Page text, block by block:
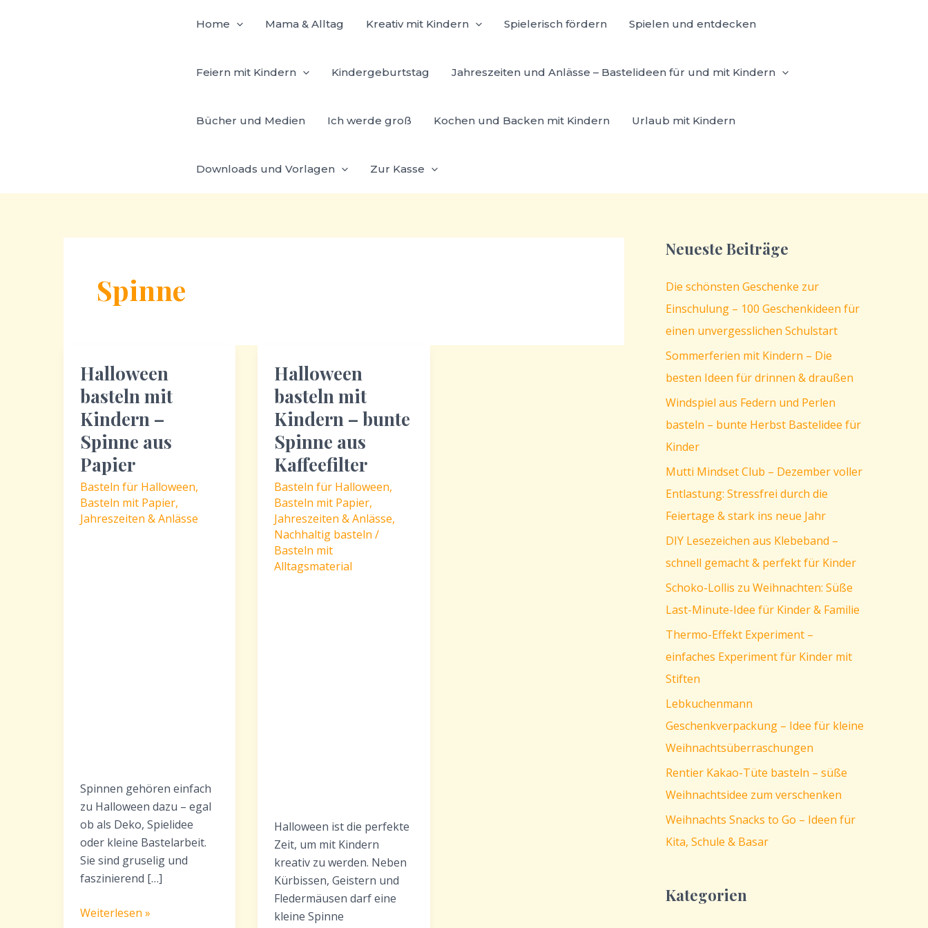
Home Mama & Alltag Kreativ mit Kindern Spielerisch fördern Spielen und entdecken
Feiern mit Kindern Kindergeburtstag Jahreszeiten und Anlässe – Bastelideen für und mit Kindern
Bücher und Medien Ich werde groß Kochen und Backen mit Kindern Urlaub mit Kindern
Downloads und Vorlagen Zur Kasse
Spinne
Halloween
basteln mit
Kindern –
Spinne aus
Papier
Basteln für Halloween,
Basteln mit Papier,
Jahreszeiten & Anlässe
Spinnen gehören einfach
zu Halloween dazu – egal
ob als Deko, Spielidee
oder kleine Bastelarbeit.
Sie sind gruselig und
faszinierend […]
Halloween
Weiterlesen »
Halloween
basteln mit
Kindern – bunte
Spinne aus
Kaffeefilter
Basteln für Halloween,
Basteln mit Papier,
Jahreszeiten & Anlässe,
Nachhaltig basteln /
Basteln mit
Alltagsmaterial
Halloween ist die perfekte
Zeit, um mit Kindern
kreativ zu werden. Neben
Kürbissen, Geistern und
Fledermäusen darf eine
kleine Spinne
Neueste Beiträge
Die schönsten Geschenke zur
Einschulung – 100 Geschenkideen für
einen unvergesslichen Schulstart
Sommerferien mit Kindern – Die
besten Ideen für drinnen & draußen
Windspiel aus Federn und Perlen
basteln – bunte Herbst Bastelidee für
Kinder
Mutti Mindset Club – Dezember voller
Entlastung: Stressfrei durch die
Feiertage & stark ins neue Jahr
DIY Lesezeichen aus Klebeband –
schnell gemacht & perfekt für Kinder
Schoko-Lollis zu Weihnachten: Süße
Last-Minute-Idee für Kinder & Familie
Thermo-Effekt Experiment –
einfaches Experiment für Kinder mit
Stiften
Lebkuchenmann
Geschenkverpackung – Idee für kleine
Weihnachtsüberraschungen
Rentier Kakao-Tüte basteln – süße
Weihnachtsidee zum verschenken
Weihnachts Snacks to Go – Ideen für
Kita, Schule & Basar
Kategorien